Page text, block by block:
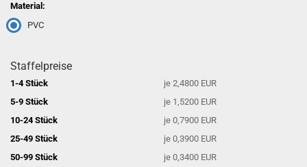
Material:
PVC
Staffelpreise
1-4 Stück
je 2,4800 EUR
5-9 Stück
je 1,5200 EUR
10-24 Stück
je 0,7900 EUR
25-49 Stück
je 0,3900 EUR
50-99 Stück
je 0,3400 EUR